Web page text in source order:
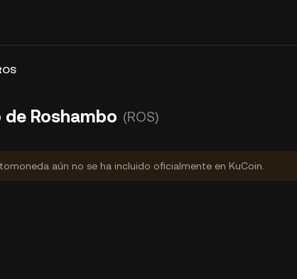
de Roshambo (ROS)
aún no se ha incluido oficialmente en KuCoin.